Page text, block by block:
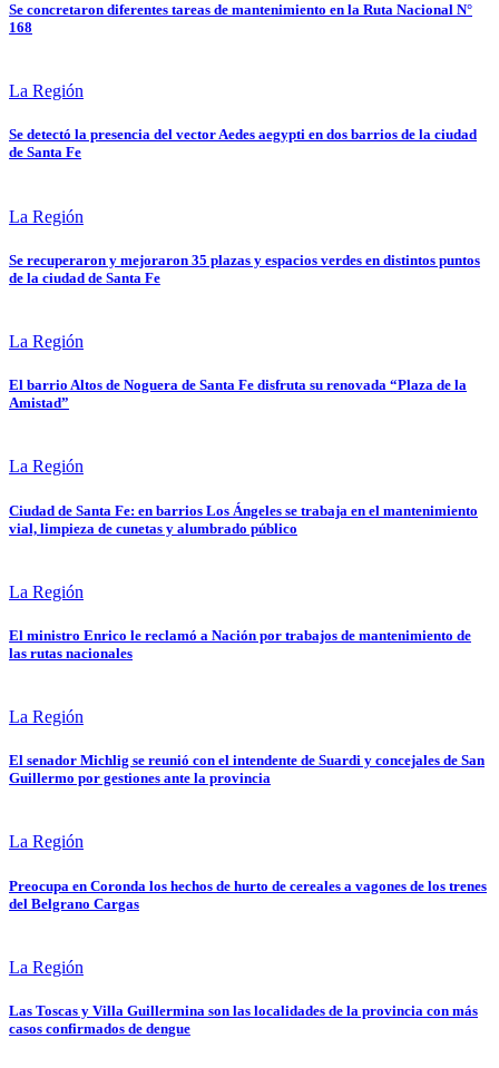
Se concretaron diferentes tareas de mantenimiento en la Ruta Nacional N°
168
La Región
Se detectó la presencia del vector Aedes aegypti en dos barrios de la ciudad
de Santa Fe
La Región
Se recuperaron y mejoraron 35 plazas y espacios verdes en distintos puntos
de la ciudad de Santa Fe
La Región
El barrio Altos de Noguera de Santa Fe disfruta su renovada “Plaza de la
Amistad”
La Región
Ciudad de Santa Fe: en barrios Los Ángeles se trabaja en el mantenimiento
vial, limpieza de cunetas y alumbrado público
La Región
El ministro Enrico le reclamó a Nación por trabajos de mantenimiento de
las rutas nacionales
La Región
El senador Michlig se reunió con el intendente de Suardi y concejales de San
Guillermo por gestiones ante la provincia
La Región
Preocupa en Coronda los hechos de hurto de cereales a vagones de los trenes
del Belgrano Cargas
La Región
Las Toscas y Villa Guillermina son las localidades de la provincia con más
casos confirmados de dengue